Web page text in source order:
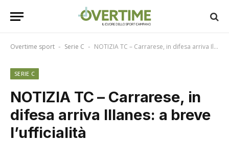
Overtime sport - Serie C - NOTIZIA TC – Carrarese, in difesa arriva Illanes: a breve l’ufficialità
SERIE C
NOTIZIA TC – Carrarese, in
difesa arriva Illanes: a breve
l’ufficialità